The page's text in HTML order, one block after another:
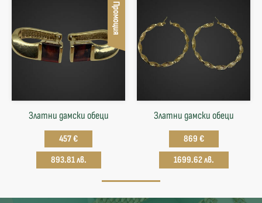
Промоция
Златни дамски обеци
457 €
893.81 лв.
Златни дамски обеци
869 €
1699.62 лв.